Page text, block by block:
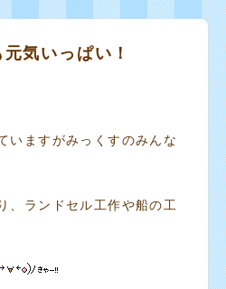
気いっぱい！
いますがみっくすのみんな
、ランドセル工作や船の工